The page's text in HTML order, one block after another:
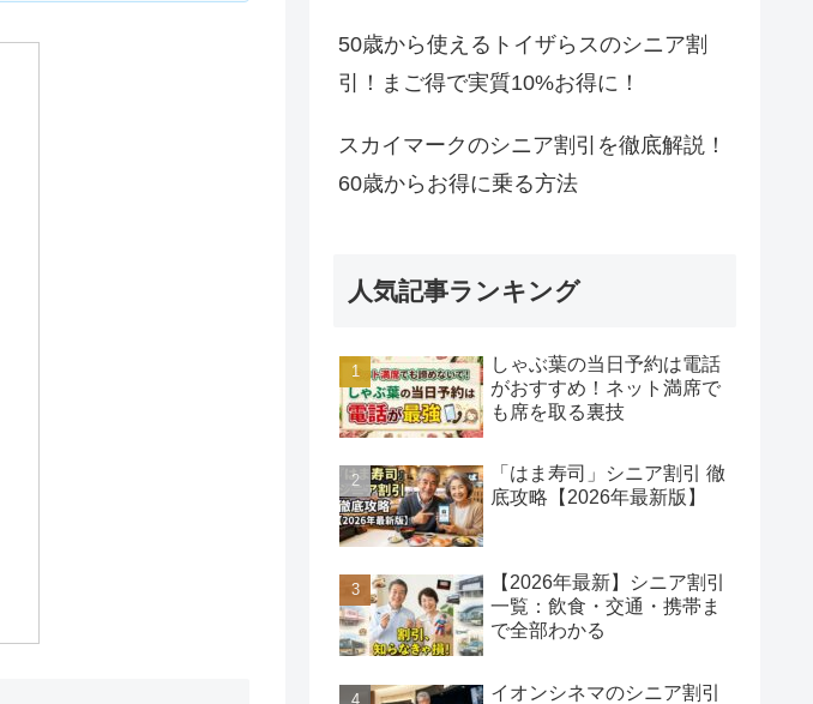
50歳から使えるトイザらスのシニア割
引！まご得で実質10%お得に！
スカイマークのシニア割引を徹底解説！
60歳からお得に乗る方法
人気記事ランキング
しゃぶ葉の当日予約は電話
がおすすめ！ネット満席で
も席を取る裏技
「はま寿司」シニア割引 徹
底攻略【2026年最新版】
【2026年最新】シニア割引
一覧：飲食・交通・携帯ま
で全部わかる
イオンシネマのシニア割引